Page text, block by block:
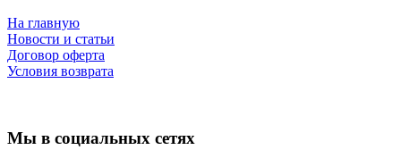
На главную
Новости и статьи
Договор оферта
Условия возврата
Мы в социальных сетях